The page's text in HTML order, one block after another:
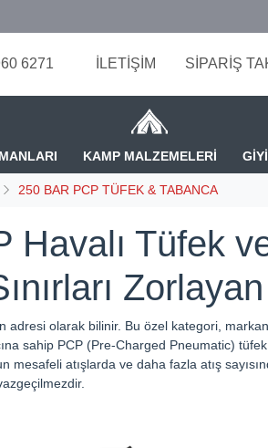
6271 İLETİŞİM SİPARİŞ
KAMP MALZEMELERİ
250 BAR PCP TÜFEK & TABANCA
Havalı Tüfek
adresi olarak bilinir. Bu özel kategori,
sahip PCP (Pre-Charged Pneumatic)
mesafeli atışlarda ve daha fazla atış